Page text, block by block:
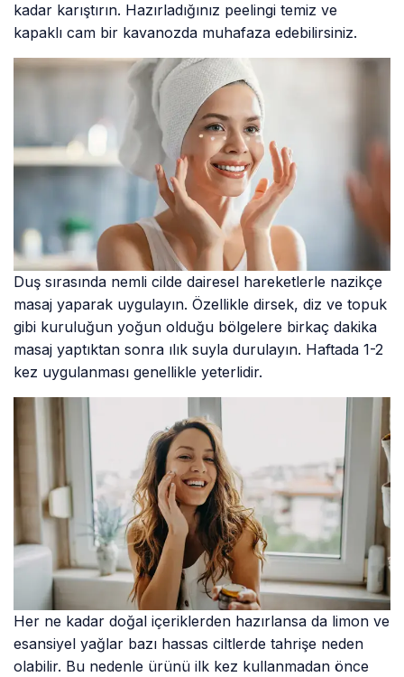
kadar karıştırın. Hazırladığınız peelingi temiz ve
kapaklı cam bir kavanozda muhafaza edebilirsiniz.
Duş sırasında nemli cilde dairesel hareketlerle nazikçe
masaj yaparak uygulayın. Özellikle dirsek, diz ve topuk
gibi kuruluğun yoğun olduğu bölgelere birkaç dakika
masaj yaptıktan sonra ılık suyla durulayın. Haftada 1-2
kez uygulanması genellikle yeterlidir.
Her ne kadar doğal içeriklerden hazırlansa da limon ve
esansiyel yağlar bazı hassas ciltlerde tahrişe neden
olabilir. Bu nedenle ürünü ilk kez kullanmadan önce